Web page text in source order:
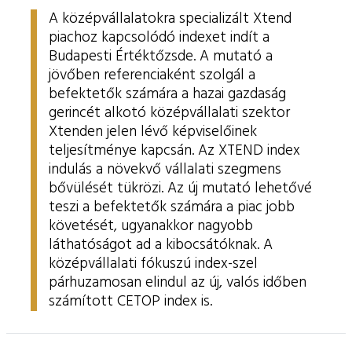
A középvállalatokra specializált Xtend
piachoz kapcsolódó indexet indít a
Budapesti Értéktőzsde. A mutató a
jövőben referenciaként szolgál a
befektetők számára a hazai gazdaság
gerincét alkotó középvállalati szektor
Xtenden jelen lévő képviselőinek
teljesítménye kapcsán. Az XTEND index
indulás a növekvő vállalati szegmens
bővülését tükrözi. Az új mutató lehetővé
teszi a befektetők számára a piac jobb
követését, ugyanakkor nagyobb
láthatóságot ad a kibocsátóknak. A
középvállalati fókuszú index-szel
párhuzamosan elindul az új, valós időben
számított CETOP index is.